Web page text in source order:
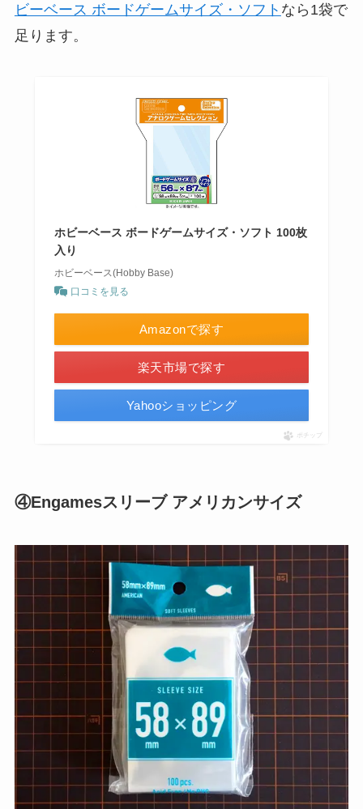
ビーベース ボードゲームサイズ・ソフト なら1袋で
足ります。
ホビーベース ボードゲームサイズ・ソフト 100枚
入り
ホビーベース(Hobby Base)
口コミを見る
Amazonで探す
楽天市場で探す
Yahooショッピング
ポチップ
④Engamesスリーブ アメリカンサイズ